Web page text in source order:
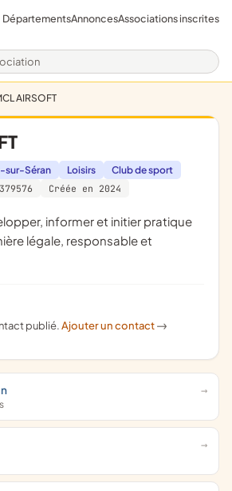
DépartementsAnnoncesAssociations inscrites
AIRSOFT
sur-Séran Loisirs
Club de sport
Créée en 2024
légale, responsable et
publié.Ajouter un contact ->